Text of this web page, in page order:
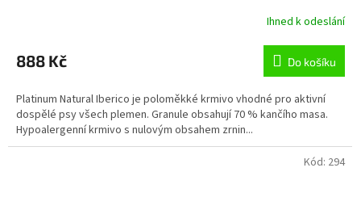
R
M
A
Ihned k odeslání
888 Kč Do košíku
Platinum Natural Iberico je poloměkké krmivo vhodné pro aktivní
dospělé psy všech plemen. Granule obsahují 70 % kančího masa.
Hypoalergenní krmivo s nulovým obsahem zrnin...
Kód: 294